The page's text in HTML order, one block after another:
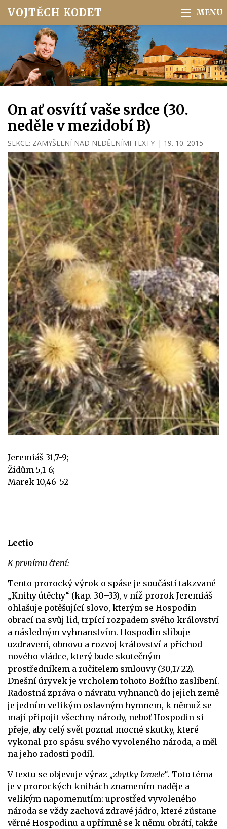
VOJTĚCH KODET
On ať osvítí vaše srdce (30.
neděle v mezidobí B)
SEKCE: ZAMYŠLENÍ NAD NEDĚLNÍMI TEXTY | 19. 10. 2015
Jeremiáš 31,7-9;
Židům 5,1-6;
Marek 10,46-52
Lectio
K prvnímu čtení:
Tento prorocký výrok o spáse je součástí takzvané
„Knihy útěchy“ (kap. 30–33), v níž prorok Jeremiáš
ohlašuje potěšující slovo, kterým se Hospodin
obrací na svůj lid, trpící rozpadem svého království
a následným vyhnanstvím. Hospodin slibuje
uzdravení, obnovu a rozvoj království a příchod
nového vládce, který bude skutečným
prostředníkem a ručitelem smlouvy (30,17-22).
Dnešní úryvek je vrcholem tohoto Božího zaslíbení.
Radostná zpráva o návratu vyhnanců do jejich země
je jedním velikým oslavným hymnem, k němuž se
mají připojit všechny národy, neboť Hospodin si
přeje, aby celý svět poznal mocné skutky, které
vykonal pro spásu svého vyvoleného národa, a měl
na jeho radosti podíl.
V textu se objevuje výraz „zbytky Izraele“. Toto téma
je v prorockých knihách znamením naděje a
velikým napomenutím: uprostřed vyvoleného
národa se vždy zachová zdravé jádro, které zůstane
věrné Hospodinu a upřímně se k němu obrátí, takže